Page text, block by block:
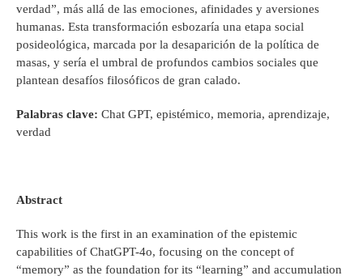
verdad”, más allá de las emociones, afinidades y aversiones
humanas. Esta transformación esbozaría una etapa social
posideológica, marcada por la desaparición de la política de
masas, y sería el umbral de profundos cambios sociales que
plantean desafíos filosóficos de gran calado.
Palabras clave: Chat GPT, epistémico, memoria, aprendizaje,
verdad
Abstract
This work is the first in an examination of the epistemic
capabilities of ChatGPT-4o, focusing on the concept of
“memory” as the foundation for its “learning” and accumulation